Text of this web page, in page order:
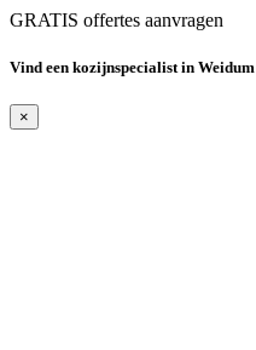
GRATIS offertes aanvragen
Vind een kozijnspecialist in Weidum
×